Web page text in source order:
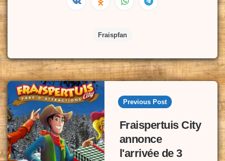
Fraispfan
Post
navigation
Previous Post
Fraispertuis City
annonce
l'arrivée de 3